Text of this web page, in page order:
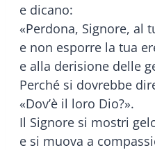
e dicano:
«Perdona, Signore, al
e non esporre la tua
e alla derisione delle
Perché si dovrebbe
«Dov’è il loro Dio?».
Il Signore si mostri
e si muova a